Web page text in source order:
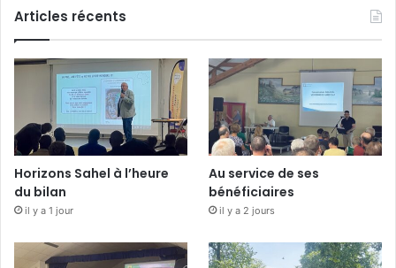
Articles récents
Horizons Sahel à l’heure
du bilan
il y a 1 jour
Au service de ses
bénéficiaires
il y a 2 jours